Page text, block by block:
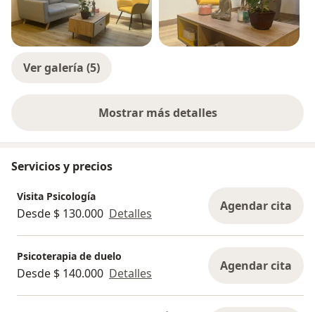
Ver galería (5)
Mostrar más detalles
sobre la experiencia
Servicios y precios
Visita Psicología
Desde $ 130.000 Detalles Agendar cita
Psicoterapia de duelo
Desde $ 140.000 Detalles Agendar cita